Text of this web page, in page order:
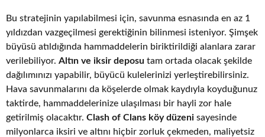
Bu stratejinin yapılabilmesi için, savunma esnasında en az 1
yıldızdan vazgeçilmesi gerektiğinin bilinmesi isteniyor. Şimşek
büyüsü atıldığında hammaddelerin biriktirildiği alanlara zarar
verilebiliyor. Altın ve iksir deposu tam ortada olacak şekilde
dağılımınızı yapabilir, büyücü kulelerinizi yerleştirebilirsiniz.
Hava savunmalarını da köşelerde olmak kaydıyla koyduğunuz
taktirde, hammaddelerinize ulaşılması bir hayli zor hale
getirilmiş olacaktır. Clash of Clans köy düzeni sayesinde
milyonlarca iksiri ve altını hiçbir zorluk çekmeden, maliyetsiz